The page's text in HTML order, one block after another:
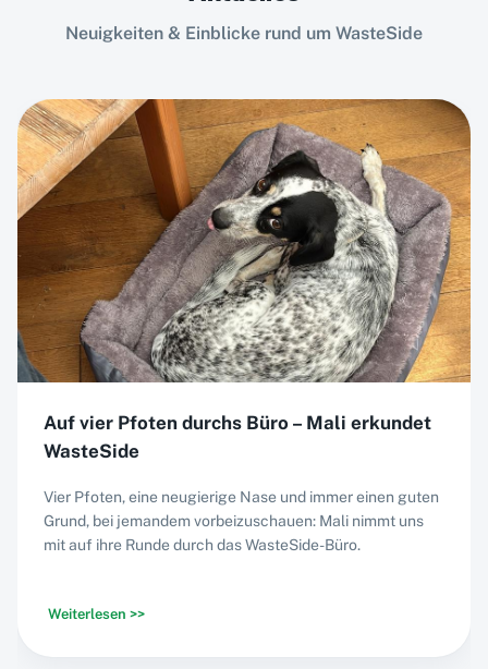
Neuigkeiten & Einblicke rund um WasteSide
Auf vier Pfoten durchs Büro – Mali erkundet
WasteSide
Vier Pfoten, eine neugierige Nase und immer einen guten
Grund, bei jemandem vorbeizuschauen: Mali nimmt uns
mit auf ihre Runde durch das WasteSide-Büro.
Weiterlesen >>